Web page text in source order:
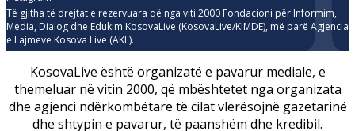
Të gjitha të drejtat e rezervuara që nga viti 2000 Fondacioni për Informim,
Media, Dialog dhe Edukim KosovaLive (KosovaLive/KIMDE), më parë Agjencia
e Lajmeve Kosova Live (AKL).
KosovaLive është organizatë e pavarur mediale, e
themeluar në vitin 2000, që mbështetet nga organizata
dhe agjenci ndërkombëtare të cilat vlerësojnë gazetarinë
dhe shtypin e pavarur, të paanshëm dhe kredibil.